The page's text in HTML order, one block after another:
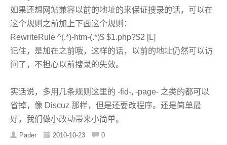
如果还想网站兼容以前的地址的来保证搜录的话，可以在
这个规则之前加上下面这个规则：
RewriteRule ^(.*)-htm-(.*)$ $1.php?$2 [L]
记住，是加在之前哦，这样的话，以前的地址仍然可以访
问了，不担心以前搜录的失效。
实话说，多用几条规则这里的 -fid-, -page- 之类的都可以
省掉，像 Discuz 那样，但是还要改程序。还是简单最
好，我们做小改动带来小简单。
Pader 2010-10-23 0